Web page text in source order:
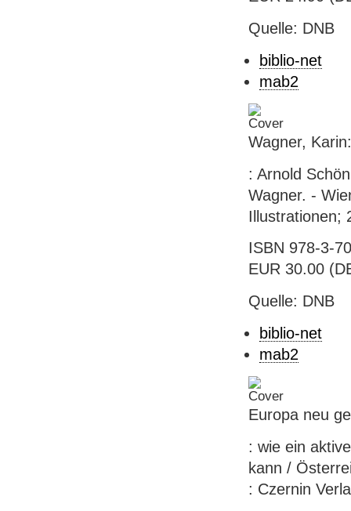
Quelle: DNB
biblio-net
mab2
Wagner,
: Arnold
Wagner. -
Illustrationen;
ISBN 978-3-
EUR 30.00
Quelle: DNB
biblio-net
mab2
Europa neu
: wie ein
kann /
: Czernin